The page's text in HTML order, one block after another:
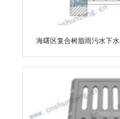
海曙区复合树脂雨污水下